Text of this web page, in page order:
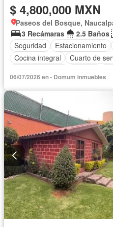
$ 4,800,000 MXN
Paseos del Bosque,
3 Recámaras
2.5 Baños
Seguridad
Estacionamiento
Cocina integral
Cuarto de
Televisión por cable
Chimenea
Recámara con closet
Sin amueblar
06/07/2026 en - Domum inmuebles